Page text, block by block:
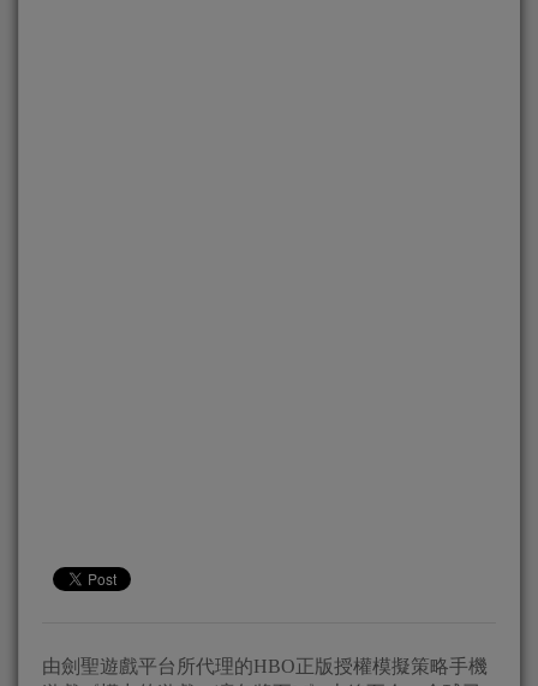
由劍聖遊戲平台所代理的HBO正版授權模擬策略手機